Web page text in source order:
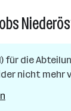
für die
nicht mehr